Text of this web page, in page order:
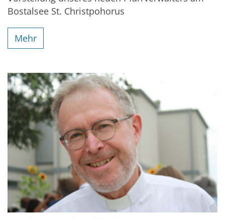
Bostalsee St. Christpohorus
Mehr